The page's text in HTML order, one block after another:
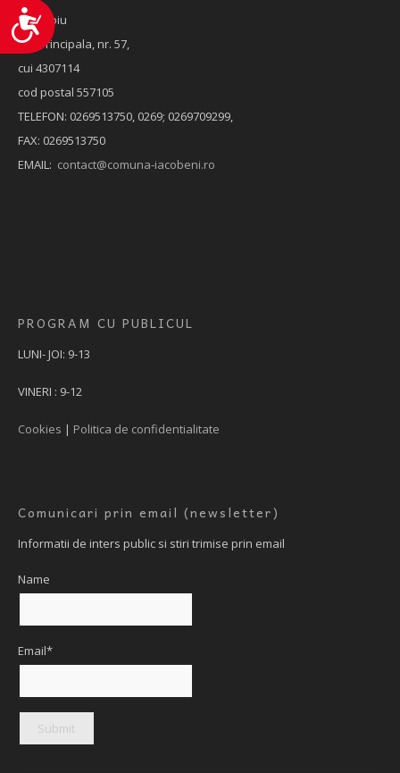
Accesibilitate
Jud. Sibiu
Str. Principala, nr. 57,
cui 4307114
cod postal 557105
TELEFON: 0269513750, 0269; 0269709299,
FAX: 0269513750
EMAIL: contact@comuna-iacobeni.ro
PROGRAM CU PUBLICUL
LUNI- JOI: 9-13
VINERI : 9-12
Cookies | Politica de confidentialitate
Comunicari prin email (newsletter)
Informatii de inters public si stiri trimise prin email
Name
Email*